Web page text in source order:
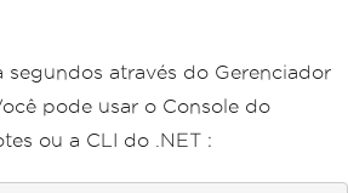
segundos através do Gerenciador
pode usar o Console do
ou a CLI do .NET :